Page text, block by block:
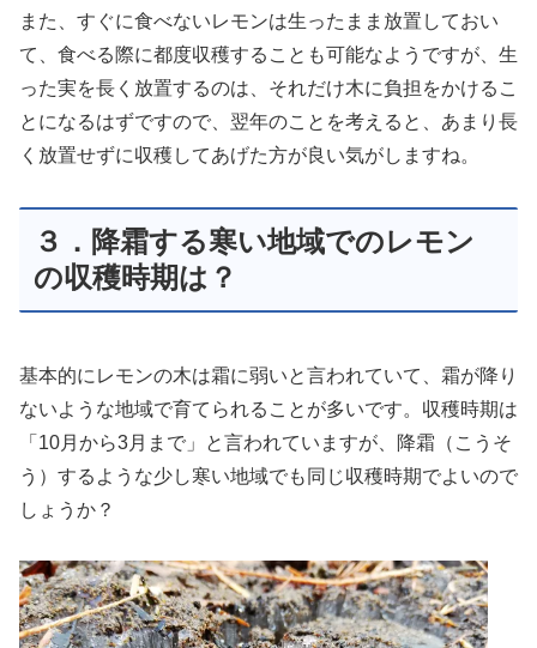
また、すぐに食べないレモンは生ったまま放置しておい
て、食べる際に都度収穫することも可能なようですが、生
った実を長く放置するのは、それだけ木に負担をかけるこ
とになるはずですので、翌年のことを考えると、あまり長
く放置せずに収穫してあげた方が良い気がしますね。
３．降霜する寒い地域でのレモン
の収穫時期は？
基本的にレモンの木は霜に弱いと言われていて、霜が降り
ないような地域で育てられることが多いです。収穫時期は
「10月から3月まで」と言われていますが、降霜（こうそ
う）するような少し寒い地域でも同じ収穫時期でよいので
しょうか？